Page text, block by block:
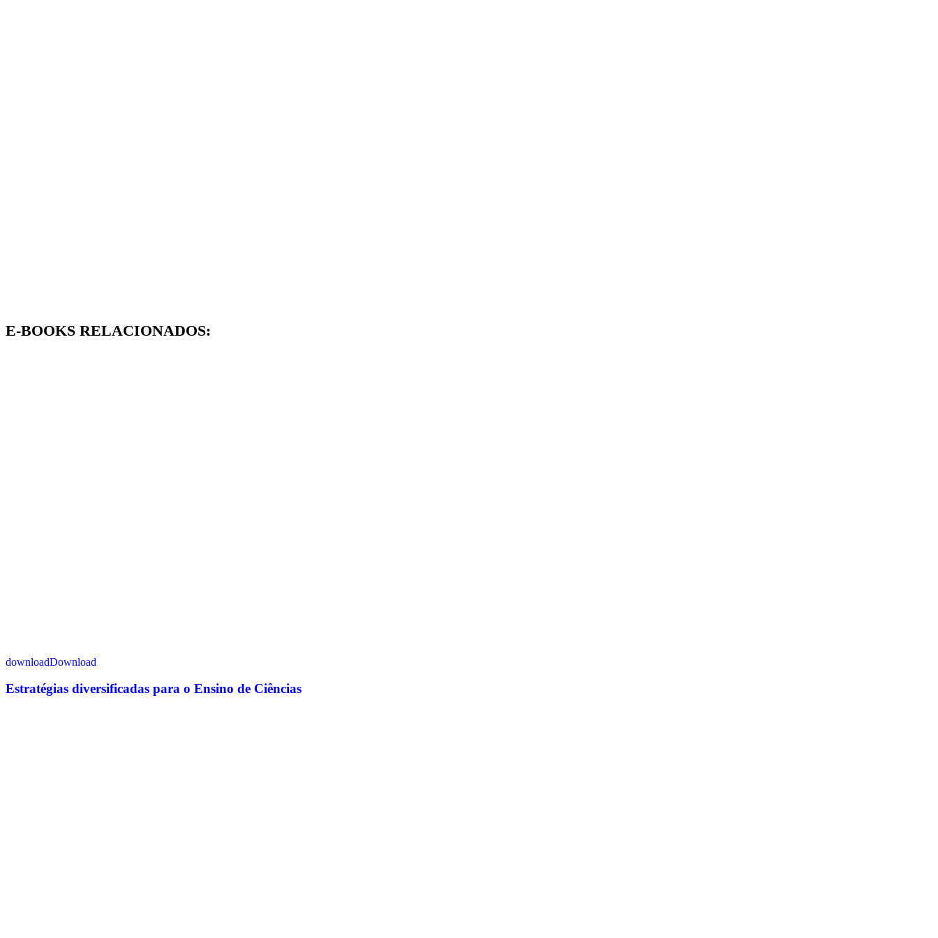
E-BOOKS RELACIONADOS:
Download
Estratégias diversificadas para o Ensino de Ciências